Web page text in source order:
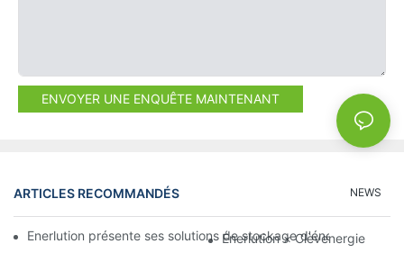
ENVOYER UNE ENQUÊTE MAINTENANT
ARTICLES RECOMMANDÉS NEWS
Enerlution présente ses solutions de stockage d'énergie au
Énerlution × Clèvenergie